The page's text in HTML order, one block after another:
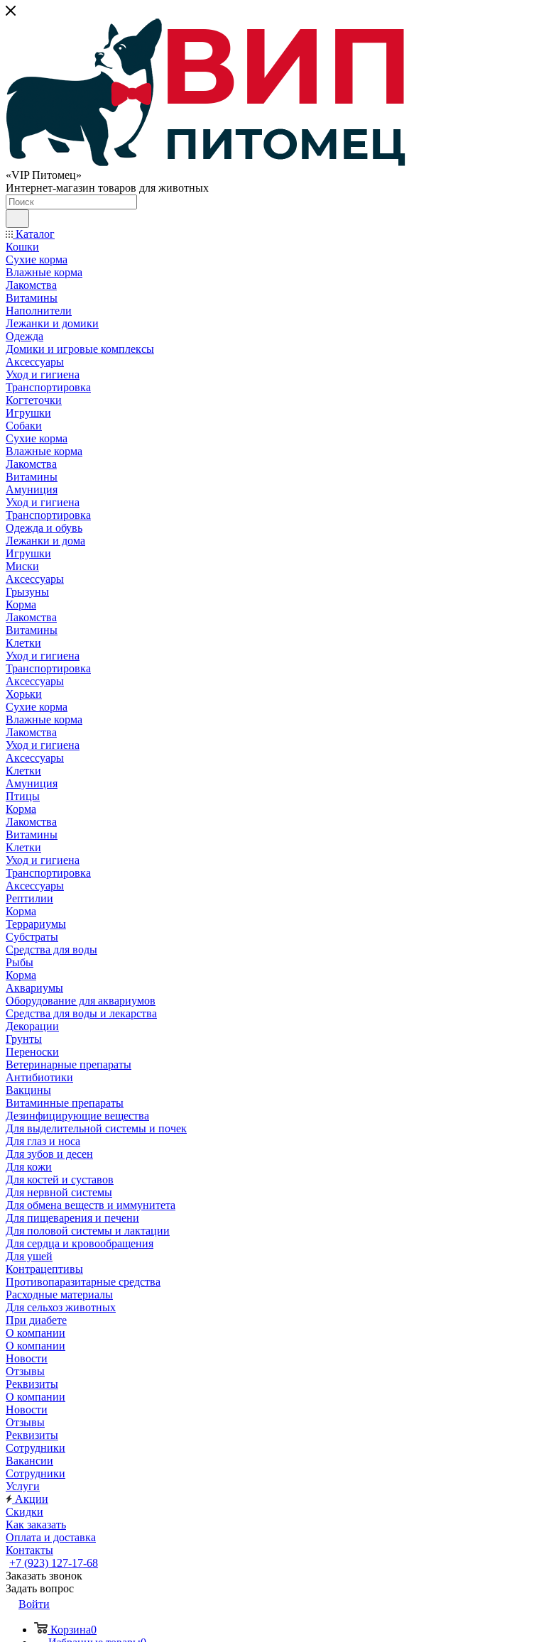
«VIP Питомец»
Интернет-магазин товаров для животных
Каталог
Кошки
Сухие корма
Влажные корма
Лакомства
Витамины
Наполнители
Лежанки и домики
Одежда
Домики и игровые комплексы
Аксессуары
Уход и гигиена
Транспортировка
Когтеточки
Игрушки
Собаки
Сухие корма
Влажные корма
Лакомства
Витамины
Амуниция
Уход и гигиена
Транспортировка
Одежда и обувь
Лежанки и дома
Игрушки
Миски
Аксессуары
Грызуны
Корма
Лакомства
Витамины
Клетки
Уход и гигиена
Транспортировка
Аксессуары
Хорьки
Сухие корма
Влажные корма
Лакомства
Уход и гигиена
Аксессуары
Клетки
Амуниция
Птицы
Корма
Лакомства
Витамины
Клетки
Уход и гигиена
Транспортировка
Аксессуары
Рептилии
Корма
Террариумы
Субстраты
Средства для воды
Рыбы
Корма
Аквариумы
Оборудование для аквариумов
Средства для воды и лекарства
Декорации
Грунты
Переноски
Ветеринарные препараты
Антибиотики
Вакцины
Витаминные препараты
Дезинфицирующие вещества
Для выделительной системы и почек
Для глаз и носа
Для зубов и десен
Для кожи
Для костей и суставов
Для нервной системы
Для обмена веществ и иммунитета
Для пищеварения и печени
Для половой системы и лактации
Для сердца и кровообращения
Для ушей
Контрацептивы
Противопаразитарные средства
Расходные материалы
Для сельхоз животных
При диабете
О компании
О компании
Новости
Отзывы
Реквизиты
О компании
Новости
Отзывы
Реквизиты
Сотрудники
Вакансии
Сотрудники
Услуги
Акции
Скидки
Как заказать
Оплата и доставка
Контакты
+7 (923) 127-17-68
Заказать звонок
Задать вопрос
Войти
Корзина0